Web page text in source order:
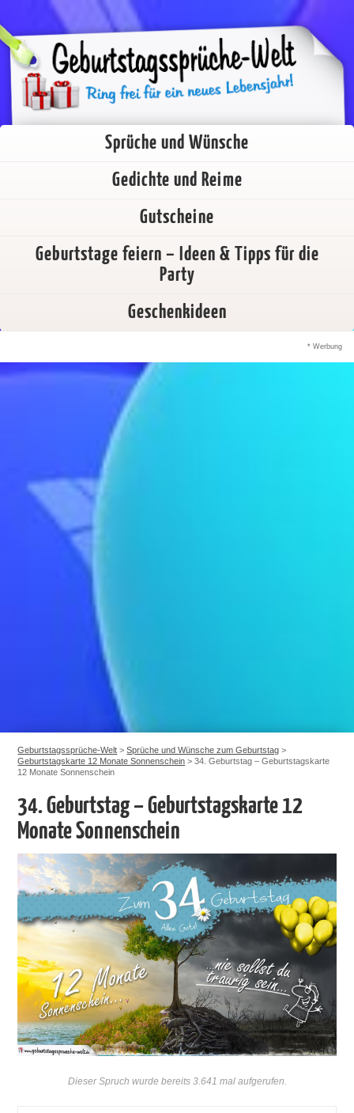
Sprüche und Wünsche
Gedichte und Reime
Gutscheine
Geburtstage feiern – Ideen & Tipps für die
Party
Geschenkideen
* Werbung
Geburtstagssprüche-Welt >Sprüche und Wünsche zum Geburtstag >
Geburtstagskarte 12 Monate Sonnenschein >34. Geburtstag – Geburtstagskarte
12 Monate Sonnenschein
34. Geburtstag – Geburtstagskarte 12
Monate Sonnenschein
Dieser Spruch wurde bereits 3.641 mal aufgerufen.